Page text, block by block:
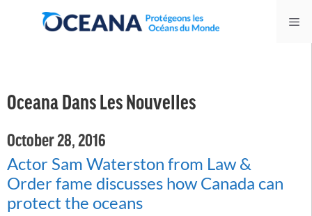
Oceana Dans Les Nouvelles
October 28, 2016
Actor Sam Waterston from Law &
Order fame discusses how Canada can
protect the oceans